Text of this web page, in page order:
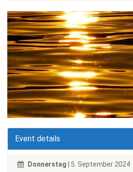
Event details
Donnerstag | 5. September 2024